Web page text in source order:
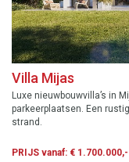
Villa Mijas
Luxe nieuwbouwvilla’s in
parkeerplaatsen. Een
strand.
PRIJS vanaf: € 1.700.000,-